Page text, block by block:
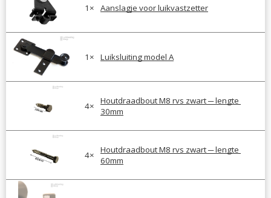
1 × Aanslagje voor luikvastzetter
1 × Luiksluiting model A
4×
Houtdraadbout M8 rvs zwart ─ lengte
30mm
4×
Houtdraadbout M8 rvs zwart ─ lengte
60mm